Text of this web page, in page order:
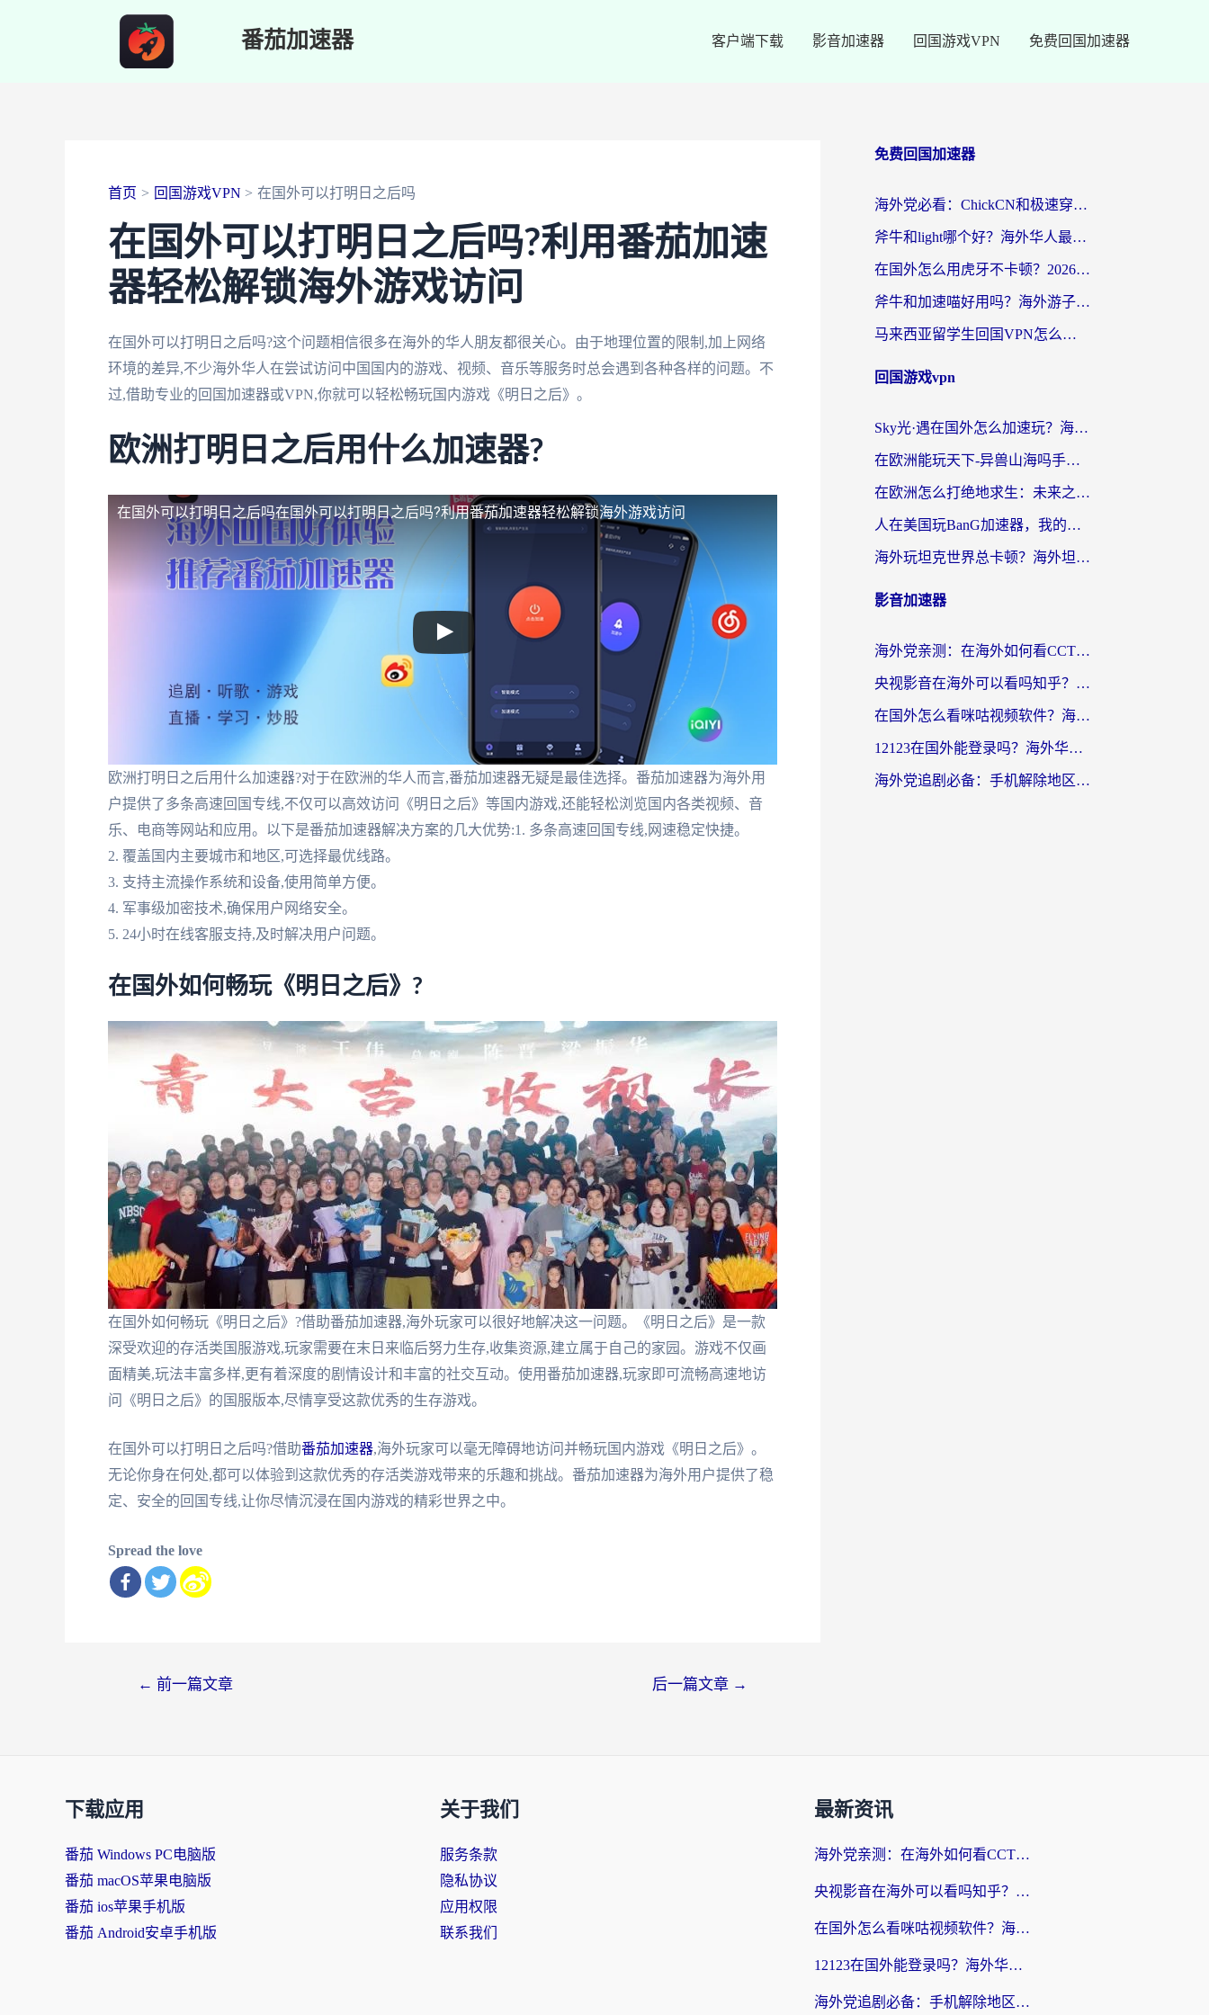
番茄加速器 客户端下载 影音加速器 回国游戏VPN 免费回国加速器
首页 回国游戏VPN 在国外可以打明日之后吗
在国外可以打明日之后吗?利用番茄加速
器轻松解锁海外游戏访问
在国外可以打明日之后吗?这个问题相信很多在海外的华人朋友都很关心。由于地理位置的限制,加上网络
环境的差异,不少海外华人在尝试访问中国国内的游戏、视频、音乐等服务时总会遇到各种各样的问题。不
过,借助专业的回国加速器或VPN,你就可以轻松畅玩国内游戏《明日之后》。
欧洲打明日之后用什么加速器?
在国外可以打明日之后吗在国外可以打明日之后吗?利用番茄加速器轻松解锁海外游戏访问
欧洲打明日之后用什么加速器?对于在欧洲的华人而言,番茄加速器无疑是最佳选择。番茄加速器为海外用
户提供了多条高速回国专线,不仅可以高效访问《明日之后》等国内游戏,还能轻松浏览国内各类视频、音
乐、电商等网站和应用。以下是番茄加速器解决方案的几大优势:1. 多条高速回国专线,网速稳定快捷。
2. 覆盖国内主要城市和地区,可选择最优线路。
3. 支持主流操作系统和设备,使用简单方便。
4. 军事级加密技术,确保用户网络安全。
5. 24小时在线客服支持,及时解决用户问题。
在国外如何畅玩《明日之后》?
在国外如何畅玩《明日之后》?借助番茄加速器,海外玩家可以很好地解决这一问题。《明日之后》是一款
深受欢迎的存活类国服游戏,玩家需要在末日来临后努力生存,收集资源,建立属于自己的家园。游戏不仅画
面精美,玩法丰富多样,更有着深度的剧情设计和丰富的社交互动。使用番茄加速器,玩家即可流畅高速地访
问《明日之后》的国服版本,尽情享受这款优秀的生存游戏。
在国外可以打明日之后吗?借助番茄加速器,海外玩家可以毫无障碍地访问并畅玩国内游戏《明日之后》。
无论你身在何处,都可以体验到这款优秀的存活类游戏带来的乐趣和挑战。番茄加速器为海外用户提供了稳
定、安全的回国专线,让你尽情沉浸在国内游戏的精彩世界之中。
Spread the love
← 前一篇文章 后一篇文章 →
免费回国加速器
海外党必看：ChickCN和极速穿梭VPN好用吗？3招教你选对回国加速器无缝刷国内资源
斧牛和light哪个好？海外华人最关心的回国加速器选择难题，一篇讲透
在国外怎么用虎牙不卡顿？2026海外华人亲测有效的回国加速器选择指南
斧牛和加速喵好用吗？海外游子的真实选择困境
马来西亚留学生回国VPN怎么选？3个避坑点+1款实测好用的加速器推荐
回国游戏vpn
Sky光·遇在国外怎么加速玩？海外党亲测有效的国服游戏加速指南
在欧洲能玩天下-异兽山海吗手游？海外玩家的加速器生存指南
在欧洲怎么打绝地求生：未来之役不卡？留学生亲测的加速器避坑指南
人在美国玩BanG加速器，我的延迟终于绿了
海外玩坦克世界总卡顿？海外坦克世界加速器有哪些？实测好用的选择在这里
影音加速器
海外党亲测：在海外如何看CCTV？告别“仅限大陆播放”的实用指南
央视影音在海外可以看吗知乎？留学生亲测：3步解决地域限制+追剧自由
在国外怎么看咪咕视频软件？海外党亲测有效的回国加速方案
12123在国外能登录吗？海外华人必看的回国加速实用指南
海外党追剧必备：手机解除地区限制app怎么选？解决央视视频&国内剧地区限制全指南
下载应用
番茄 Windows PC电脑版
番茄 macOS苹果电脑版
番茄 ios苹果手机版
番茄 Android安卓手机版
关于我们
服务条款
隐私协议
应用权限
联系我们
最新资讯
海外党亲测：在海外如何看CCTV？告别“仅限大陆播放”的实用指南
央视影音在海外可以看吗知乎？留学生亲测：3步解决地域限制+追剧自由
在国外怎么看咪咕视频软件？海外党亲测有效的回国加速方案
12123在国外能登录吗？海外华人必看的回国加速实用指南
海外党追剧必备：手机解除地区限制app怎么选？解决央视视频&国内剧地区限制全指南